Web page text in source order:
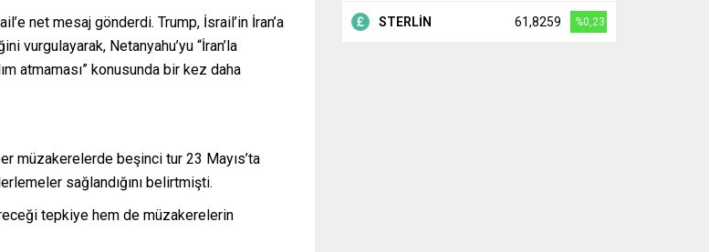
net mesaj gönderdi. Trump, İsrail’in İran’a
vurgulayarak, Netanyahu’yu “İran’la
atmaması” konusunda bir kez daha
müzakerelerde beşinci tur 23 Mayıs’ta
sağlandığını belirtmişti.
tepkiye hem de müzakerelerin
STERLİN 61,8259 %0,23